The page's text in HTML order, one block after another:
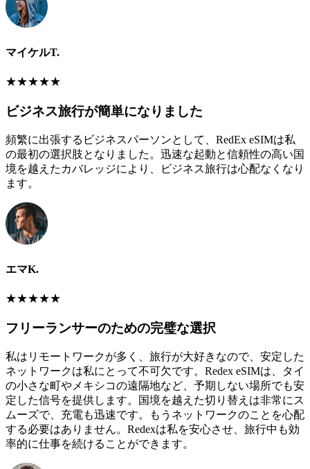
マイケルT.
★★★★★
ビジネス旅行が簡単になりました
頻繁に出張するビジネスパーソンとして、RedEx eSIMは私
の最初の選択肢となりました。迅速な起動と信頼性の高い国
境を越えたカバレッジにより、ビジネス旅行は心配なくなり
ます。
エマK.
★★★★★
フリーランサーのための完璧な選択
私はリモートワークが多く、旅行が大好きなので、安定した
ネットワークは私にとって不可欠です。Redex eSIMは、タイ
の小さな町やメキシコの遠隔地など、予期しない場所でも安
定した信号を提供します。国境を越えた切り替えは非常にス
ムーズで、充電も迅速です。もうネットワークのことを心配
する必要はありません。Redexは私を安心させ、旅行中も効
率的に仕事を続けることができます。